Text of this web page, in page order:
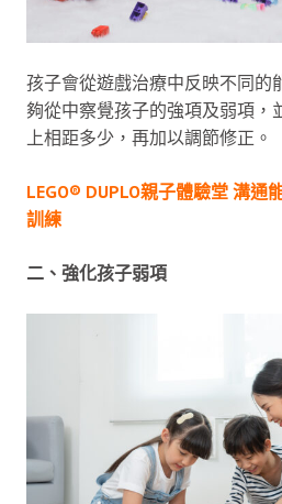
孩子會從遊戲治療中反映不同的
夠從中察覺孩子的強項及弱項，
上相距多少，再加以調節修正。
LEGO® DUPLO親子體驗堂 溝通
訓練
二、強化孩子弱項